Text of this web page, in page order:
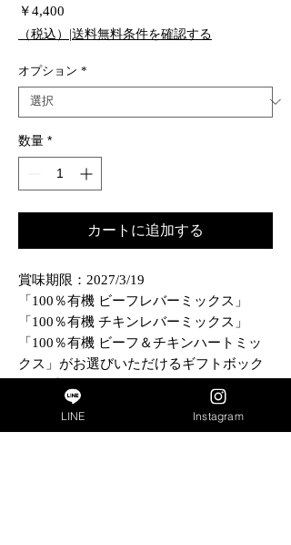
￥4,400
格
（税込）|送料無料条件を確認する
オプション *
数量 *
カートに追加する
賞味期限：2027/3/19
「100％有機 ビーフレバーミックス」
「100％有機 チキンレバーミックス」
「100％有機 ビーフ＆チキンハートミッ
クス」がお選びいただけるギフトボック
ス3個入りセットです。1種類3個セット、
または3種類が1個ずつ入った3個セットを
LINE Instagram